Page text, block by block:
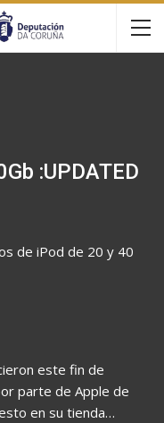
:UPDATED
de iPod de 20 y 40
este fin de
parte de Apple de
en su tienda…